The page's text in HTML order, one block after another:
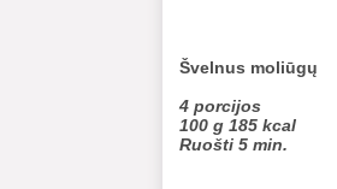
Švelnus moliūgų
4 porcijos
100 g 185 kcal
Ruošti 5 min.